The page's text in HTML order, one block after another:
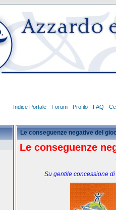
Indice Portale Forum Profilo FAQ
Le conseguenze negative del
Le conseguenze
Su gentile concessione